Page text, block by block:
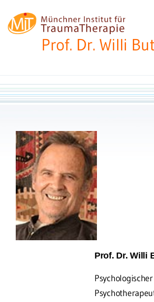
Inhalt
springen
MIT
–
Münchner
Traumatherapie
Prof. Dr. Willi
Prof. Dr. Willi
Psychologischer